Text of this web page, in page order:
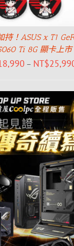
持！ASUS x T1
Ti 8G 顯卡上市
– NT$